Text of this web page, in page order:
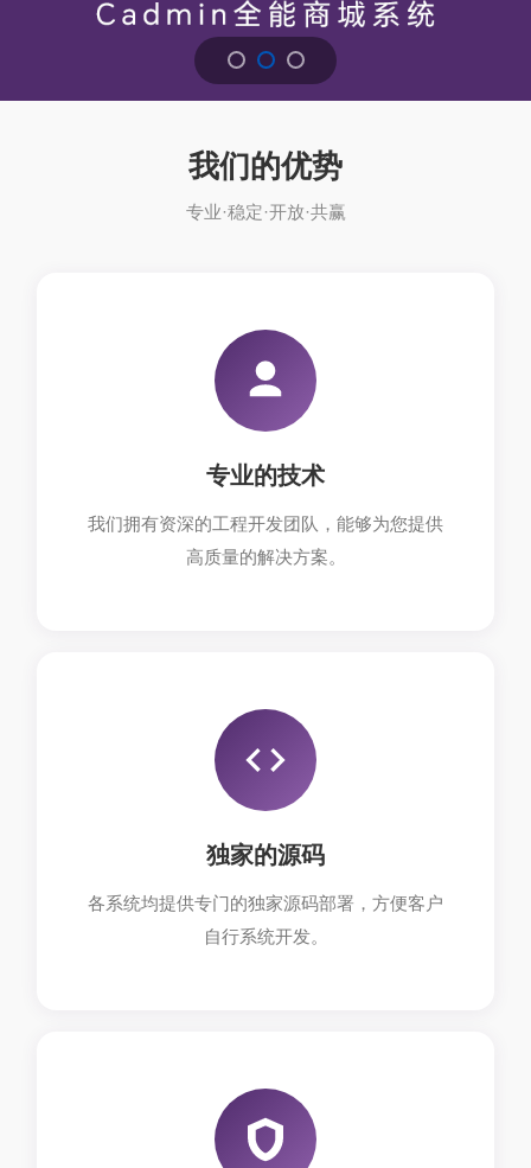
我们的优势
专业·稳定·开放·共赢
专业的技术
我们拥有资深的工程开发团队，能够为您提供
高质量的解决方案。
独家的源码
各系统均提供专门的独家源码部署，方便客户
自行系统开发。